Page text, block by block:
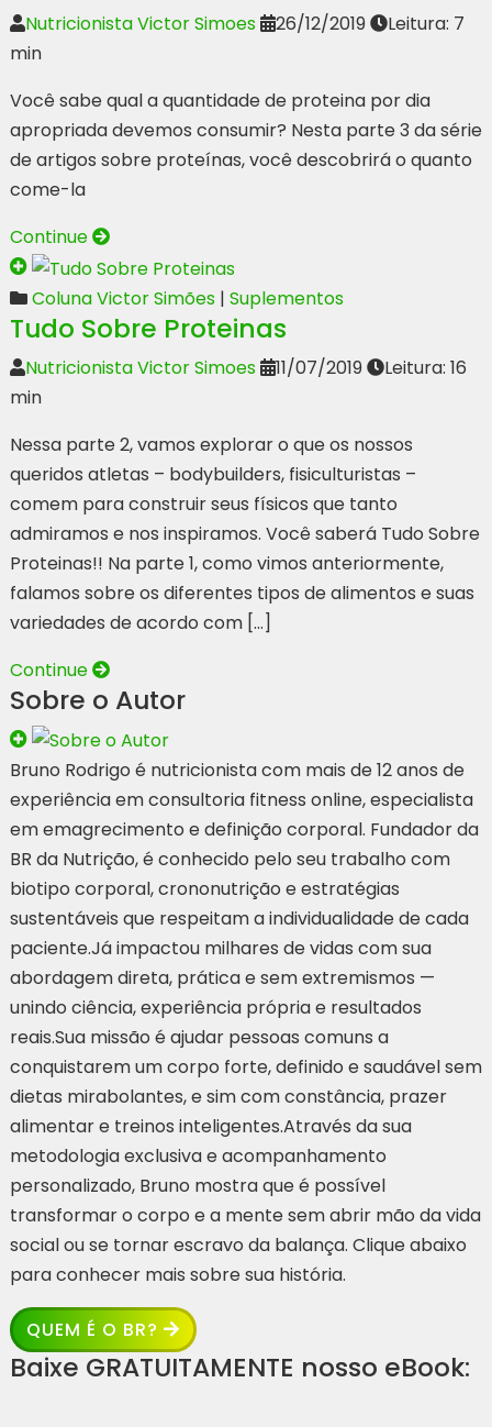
Nutricionista Victor Simoes 26/12/2019
Leitura: 7
min
Você sabe qual a quantidade de proteina por dia
apropriada devemos consumir? Nesta parte 3 da série
de artigos sobre proteínas, você descobrirá o quanto
come-la
Continue
Coluna Victor Simões | Suplementos
Tudo Sobre Proteinas
Nutricionista Victor Simoes 11/07/2019
Leitura: 16
min
Nessa parte 2, vamos explorar o que os nossos
queridos atletas – bodybuilders, fisiculturistas –
comem para construir seus físicos que tanto
admiramos e nos inspiramos. Você saberá Tudo Sobre
Proteinas!! Na parte 1, como vimos anteriormente,
falamos sobre os diferentes tipos de alimentos e suas
variedades de acordo com […]
Continue
Sobre o Autor
Bruno Rodrigo é nutricionista com mais de 12 anos de
experiência em consultoria fitness online, especialista
em emagrecimento e definição corporal. Fundador da
BR da Nutrição, é conhecido pelo seu trabalho com
biotipo corporal, crononutrição e estratégias
sustentáveis que respeitam a individualidade de cada
paciente.Já impactou milhares de vidas com sua
abordagem direta, prática e sem extremismos —
unindo ciência, experiência própria e resultados
reais.Sua missão é ajudar pessoas comuns a
conquistarem um corpo forte, definido e saudável sem
dietas mirabolantes, e sim com constância, prazer
alimentar e treinos inteligentes.Através da sua
metodologia exclusiva e acompanhamento
personalizado, Bruno mostra que é possível
transformar o corpo e a mente sem abrir mão da vida
social ou se tornar escravo da balança. Clique abaixo
para conhecer mais sobre sua história.
QUEM É O BR?
Baixe GRATUITAMENTE nosso eBook: